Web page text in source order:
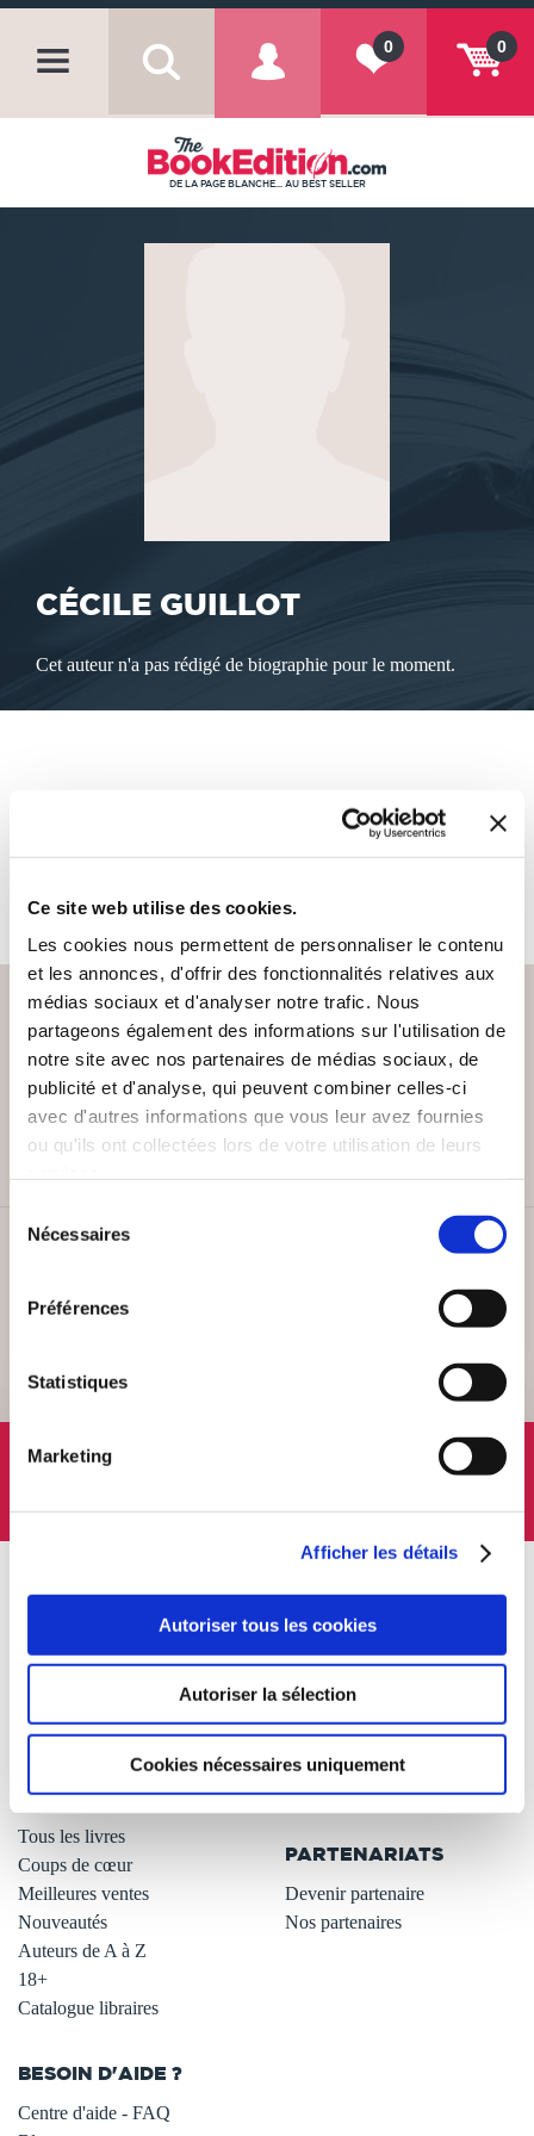
Ce site web utilise des cookies.
Les cookies nous permettent de personnaliser le contenu
et les annonces, d'offrir des fonctionnalités relatives aux
médias sociaux et d'analyser notre trafic. Nous
partageons également des informations sur l'utilisation de
notre site avec nos partenaires de médias sociaux, de
publicité et d'analyse, qui peuvent combiner celles-ci
avec d'autres informations que vous leur avez fournies
ou qu'ils ont collectées lors de votre utilisation de leurs
Nécessaires
Préférences
Statistiques
Marketing
Afficher les détails
Autoriser tous les cookies
Autoriser la sélection
Cookies nécessaires uniquement
0
0
DE LA PAGE BLANCHE... AU BEST SELLER
CÉCILE GUILLOT
Cet auteur n'a pas rédigé de biographie pour le moment.
pour le moment.
PAIEMENT SÉCURISÉ
À PROPOS
L'auto-édition
Nos services aux auteurs
LIBRAIRIE
Tous les livres
Coups de cœur
Meilleures ventes
Nouveautés
Auteurs de A à Z
18+
Catalogue libraires
OFFRES
Remises quantités -42%
Avantages libraires -30%
Parrainage : partagez 5€
Programme de fidélité
.
PARTENARIATS
Devenir partenaire
Nos partenaires
BESOIN D'AIDE ?
Centre d'aide - FAQ